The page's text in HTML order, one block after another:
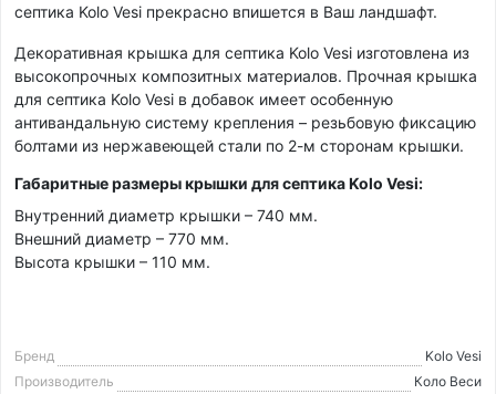
септика Kolo Vesi прекрасно впишется в Ваш ландшафт.
Декоративная крышка для септика Kolo Vesi изготовлена из
высокопрочных композитных материалов. Прочная крышка
для септика Kolo Vesi в добавок имеет особенную
антивандальную систему крепления – резьбовую фиксацию
болтами из нержавеющей стали по 2-м сторонам крышки.
Габаритные размеры крышки для септика Kolo Vesi:
Внутренний диаметр крышки – 740 мм.
Внешний диаметр – 770 мм.
Высота крышки – 110 мм.
Бренд
Kolo Vesi
Производитель
Коло Веси